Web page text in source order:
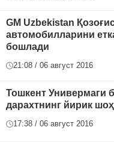
GM Uzbekistan
автомобилларини
бошлади
21:08 / 06 август 2016
Тошкент Универмаги
дарахтнинг йирик
17:38 / 06 август 2016